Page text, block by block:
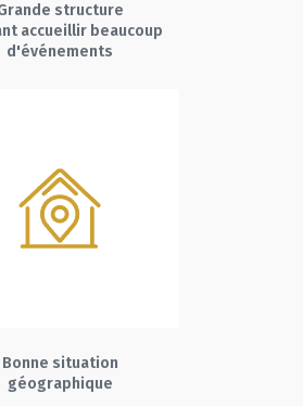
structure
accueillir beaucoup
d'événements
Bonne situation
géographique